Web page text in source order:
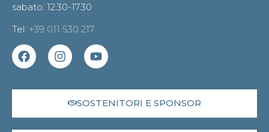
sabato: 12.30-17.30
Tel: +39 011 530 217
SOSTENITORI E SPONSOR